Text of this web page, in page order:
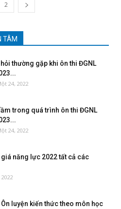
2
TÂM
thường gặp khi ôn thi ĐGNL
24, 2022
trong quá trình ôn thi ĐGNL
24, 2022
năng lực 2022 tất cả các
luyện kiến thức theo môn học